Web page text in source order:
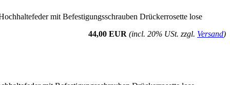
mit Befestigungsschrauben Drückerrosette lose
44,00 EUR (incl. 20% USt. zzgl. Versand)